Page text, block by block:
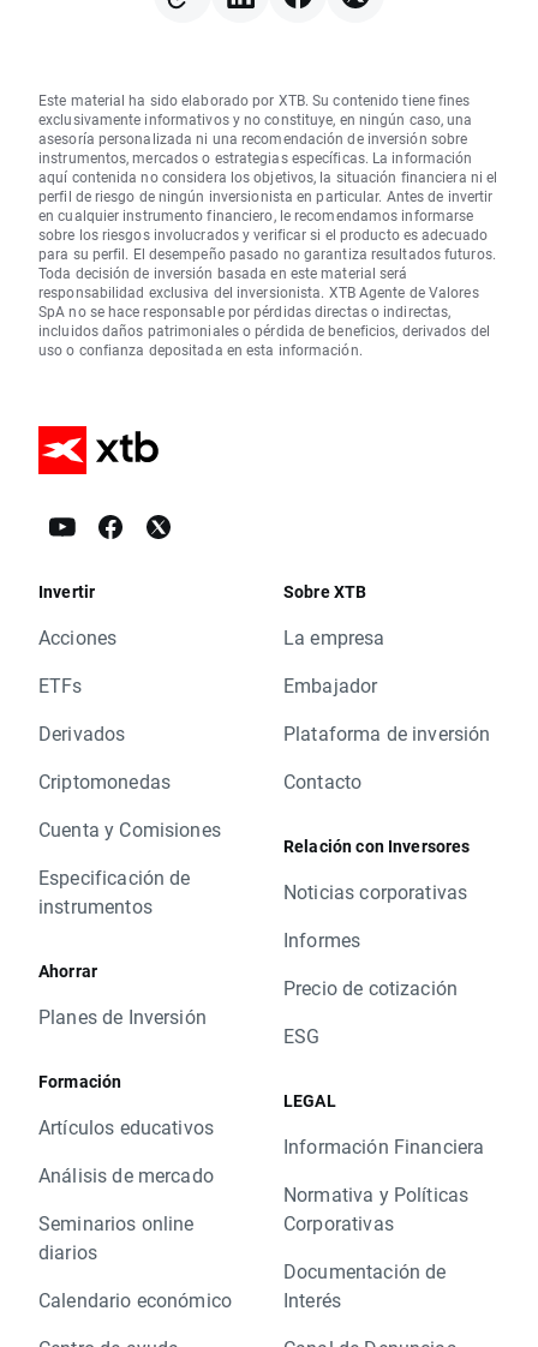
Este material ha sido elaborado por XTB. Su contenido tiene fines
exclusivamente informativos y no constituye, en ningún caso, una
asesoría personalizada ni una recomendación de inversión sobre
instrumentos, mercados o estrategias específicas. La información
aquí contenida no considera los objetivos, la situación financiera ni el
perfil de riesgo de ningún inversionista en particular. Antes de invertir
en cualquier instrumento financiero, le recomendamos informarse
sobre los riesgos involucrados y verificar si el producto es adecuado
para su perfil. El desempeño pasado no garantiza resultados futuros.
Toda decisión de inversión basada en este material será
responsabilidad exclusiva del inversionista. XTB Agente de Valores
SpA no se hace responsable por pérdidas directas o indirectas,
incluidos daños patrimoniales o pérdida de beneficios, derivados del
uso o confianza depositada en esta información.
Invertir
Acciones
ETFs
Derivados
Criptomonedas
Cuenta y Comisiones
Especificación de
instrumentos
Ahorrar
Planes de Inversión
Formación
Artículos educativos
Análisis de mercado
Seminarios online
diarios
Calendario económico
Sobre XTB
La empresa
Embajador
Plataforma de inversión
Contacto
Relación con Inversores
Noticias corporativas
Informes
Precio de cotización
ESG
LEGAL
Información Financiera
Normativa y Políticas
Corporativas
Documentación de
Interés